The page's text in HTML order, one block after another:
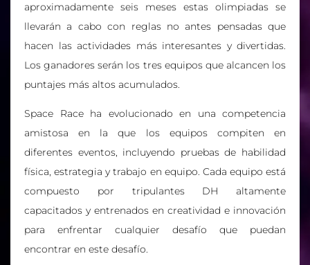
aproximadamente seis meses estas olimpiadas se
llevarán a cabo con reglas no antes pensadas que
hacen las actividades más interesantes y divertidas.
Los ganadores serán los tres equipos que alcancen los
puntajes más altos acumulados.
Space Race ha evolucionado en una competencia
amistosa en la que los equipos compiten en
diferentes eventos, incluyendo pruebas de habilidad
física, estrategia y trabajo en equipo. Cada equipo está
compuesto por tripulantes DH altamente
capacitados y entrenados en creatividad e innovación
para enfrentar cualquier desafío que puedan
encontrar en este desafío.